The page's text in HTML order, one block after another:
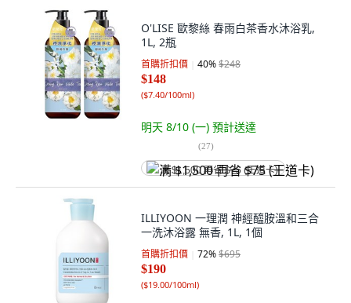
O'LISE 歐黎絲 春雨白茶香水沐浴乳,
1L, 2瓶
首購折扣價 40%$248
$148
($7.40/100ml)
明天 8/10 (一) 預計送達
(27)
满 $1,500 再省 $75 (王道卡)
ILLIYOON 一理潤 神經醯胺溫和三合
一洗沐浴露 無香, 1L, 1個
首購折扣價 72%$695
$190
($19.00/100ml)